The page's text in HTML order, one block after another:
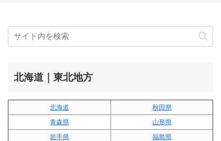
北海道｜東北地方
北海道
秋田県
青森県
山形県
岩手県
福島県